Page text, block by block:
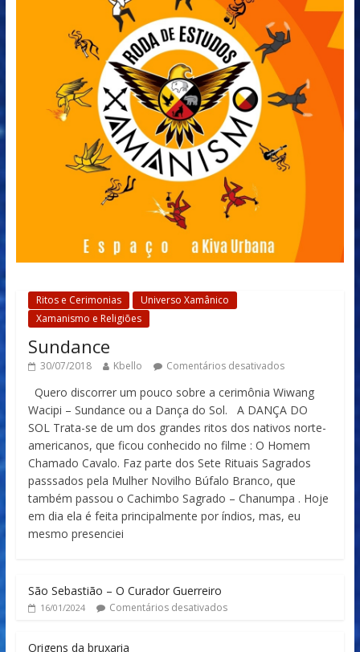
Ritos e Cerimonias
Universo Xamânico
Xamanismo e Religiões
Sundance
30/07/2018 Kbello Comentários desativados
Quero discorrer um pouco sobre a cerimônia Wiwang
Wacipi – Sundance ou a Dança do Sol. A DANÇA DO
SOL Trata-se de um dos grandes ritos dos nativos norte-
americanos, que ficou conhecido no filme : O Homem
Chamado Cavalo. Faz parte dos Sete Rituais Sagrados
passsados pela Mulher Novilho Búfalo Branco, que
também passou o Cachimbo Sagrado – Chanumpa . Hoje
em dia ela é feita principalmente por índios, mas, eu
mesmo presenciei
São Sebastião – O Curador Guerreiro
16/01/2024 Comentários desativados
Origens da bruxaria